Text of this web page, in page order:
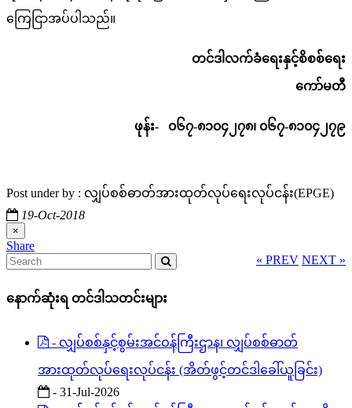
ကြေငြာအပ်ပါသည်။
တင်ဒါလက်ခံရေးနှင့်စိစစ်ရေး
ကော်မတီ
ဖုန်း- ၀၆၇-၈၁၀၄၂၇၈၊ ၀၆၇-၈၁၀၄၂၇၉
Post under by : လျှပ်စစ်ဓာတ်အားထုတ်လုပ်ရေးလုပ်ငန်း(EPGE)
19-Oct-2018
×
Share
« PREV NEXT »
နောက်ဆုံးရ တင်ဒါသတင်းများ
- လျှပ်စစ်နှင့်စွမ်းအင်ဝန်ကြီးဌာန၊ လျှပ်စစ်ဓာတ်
အားထုတ်လုပ်ရေးလုပ်ငန်း (အိတ်ဖွင့်တင်ဒါခေါ်ယူခြင်း)
- 31-Jul-2026